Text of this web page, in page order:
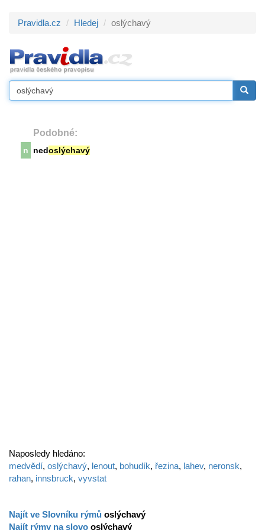
Pravidla.cz Hledej oslýchavý
Podobné:
n nedoslýchavý
Naposledy hledáno:
medvědí, oslýchavý, lenout, bohudík, řezina, lahev, neronsk,
rahan, innsbruck, vyvstat
Najít ve Slovníku rýmů oslýchavý
Najít rýmy na slovo oslýchavý